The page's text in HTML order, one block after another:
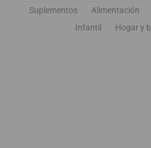
Suplementos Alimentación
Infantil
Hogar y